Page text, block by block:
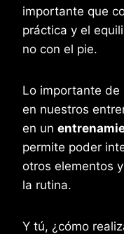
importante que
práctica y el
no con el pie.
Lo importante
en nuestros
en un
permite poder
otros elementos
la rutina.
Y tú, ¿cómo